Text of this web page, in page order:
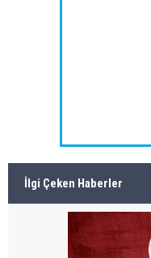
İlgi Çeken Haberler